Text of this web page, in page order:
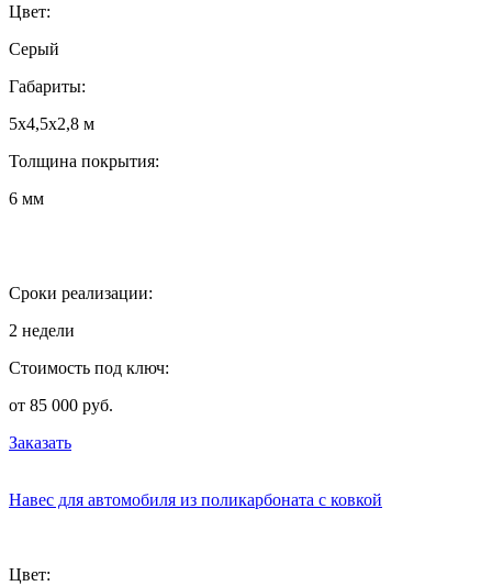
Цвет:
Серый
Габариты:
5х4,5х2,8 м
Толщина покрытия:
6 мм
Сроки реализации:
2 недели
Стоимость под ключ:
от 85 000 руб.
Заказать
Навес для автомобиля из поликарбоната с ковкой
Цвет: